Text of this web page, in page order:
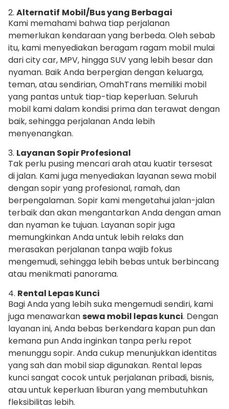
2. Alternatif Mobil/Bus yang Berbagai
Kami memahami bahwa tiap perjalanan
memerlukan kendaraan yang berbeda. Oleh sebab
itu, kami menyediakan beragam ragam mobil mulai
dari city car, MPV, hingga SUV yang lebih besar dan
nyaman. Baik Anda berpergian dengan keluarga,
teman, atau sendirian, OmahTrans memiliki mobil
yang pantas untuk tiap-tiap keperluan. Seluruh
mobil kami dalam kondisi prima dan terawat dengan
baik, sehingga perjalanan Anda lebih
menyenangkan.
3. Layanan Sopir Profesional
Tak perlu pusing mencari arah atau kuatir tersesat
di jalan. Kami juga menyediakan layanan sewa mobil
dengan sopir yang profesional, ramah, dan
berpengalaman. Sopir kami mengetahui jalan-jalan
terbaik dan akan mengantarkan Anda dengan aman
dan nyaman ke tujuan. Layanan sopir juga
memungkinkan Anda untuk lebih relaks dan
merasakan perjalanan tanpa wajib fokus
mengemudi, sehingga lebih bebas untuk berbincang
atau menikmati panorama.
4. Rental Lepas Kunci
Bagi Anda yang lebih suka mengemudi sendiri, kami
juga menawarkansewa mobil lepas kunci. Dengan
layanan ini, Anda bebas berkendara kapan pun dan
kemana pun Anda inginkan tanpa perlu repot
menunggu sopir. Anda cukup menunjukkan identitas
yang sah dan mobil siap digunakan. Rental lepas
kunci sangat cocok untuk perjalanan pribadi, bisnis,
atau untuk keperluan liburan yang membutuhkan
fleksibilitas lebih.